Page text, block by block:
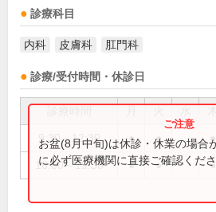
診療科目
内科 皮膚科 肛門科
診療/受付時間・休診日
9:30～12:30 ● ● ●
16:00～19:30 ● ● ●
お盆(8月中旬)は休診・休業の場合
に必ず医療機関に直接ご確認くださ